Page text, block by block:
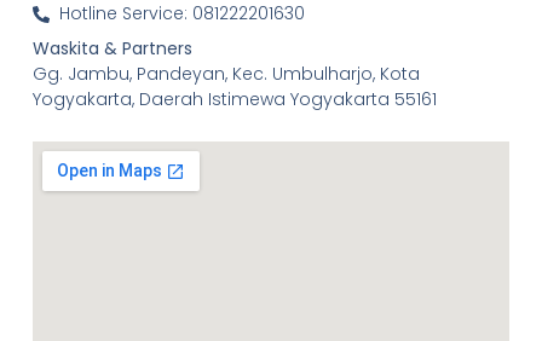
Hotline Service: 081222201630
Waskita & Partners
Gg. Jambu, Pandeyan, Kec. Umbulharjo, Kota
Yogyakarta, Daerah Istimewa Yogyakarta 55161